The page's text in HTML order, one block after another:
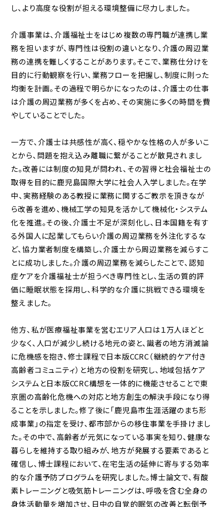
し、より高度な役割が担える環境整備に尽力しました。
介護事業は、介護福祉士をはじめ複数の専門職が連携し業
務を担いますが、専門性は役割の違いとなり、介護の周辺業
務の連携を難しくすることがあります。そこで、業務仕分けを
目的に行動観察を行い、業務フローを把握し、制度に則った
均衡を計画。その過程で明らかになったのは、介護士の仕事
は介護の周辺業務が多くを占め、その実施に多くの時間を費
やしていることでした。
一方で、介護士は共感性が高く、穏やかな性格の人が多いこ
とから、問題を抱え込み離職に繋がることが散見されまし
た。改善には制度の知見が問われ、その習得と社会福祉士の
取得を目的に鹿児島国際大学に社会人入学しました。在学
中、実務経験のある教授に業務に関するご教示を頂きなが
ら改善を進め、機械工学の知見を活かして機械化・システム
化を推進。その後、介護士不足が深刻化し、日本国籍を有す
る外国人に起業してもらい介護の周辺業務を外注化するな
ど、協力業者制度を構築し、介護士から周辺業務を減らすこ
とに成功しました。介護の周辺業務を減らしたことで、認知
症ケアを介護福祉士が担うべき専門性とし、生活の質的評
価に睡眠状態を採用し、科学的な介護に挑戦できる環境を
整えました。
他方、私が医療福祉事業を営むエリア人口は１万人ほどと
少なく、人口が減少し続ける地元の姿と、識者の地方消滅論
に危機感を抱き、修士課程で日本版CCRC（継続的ケア付き
高齢者コミュニティ）と地方の役割を研究し、地域包括ケア
システムと日本版CCRC構想を一体的に機能させることで東
京圏の高齢化危機への対応と地方創生の解決手段になり得
ることを示しました。修了後に「鹿児島市生涯活躍のまち形
成事業」の指定を受け、都市部からの移住事業を手掛けまし
た。その中で、高齢者が元気になっている事実を知り、健康な
暮らしを維持する取り組みが、地方が発展する要素であると
確信し、博士課程において、在宅生活の延伸に寄与する効率
的な介護予防プログラムを研究しました。博士論文で、有酸
素トレーニングと吸気筋トレーニングは、呼吸を含む全身の
身体活動量を増加させ、日中の自覚的眠気の改善と転倒予